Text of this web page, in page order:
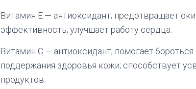
Витамин Е — антиоксидант; предотвращает
эффективность; улучшает работу сердца.
Витамин С — антиоксидант; помогает
поддержания здоровья кожи; способствует
продуктов.